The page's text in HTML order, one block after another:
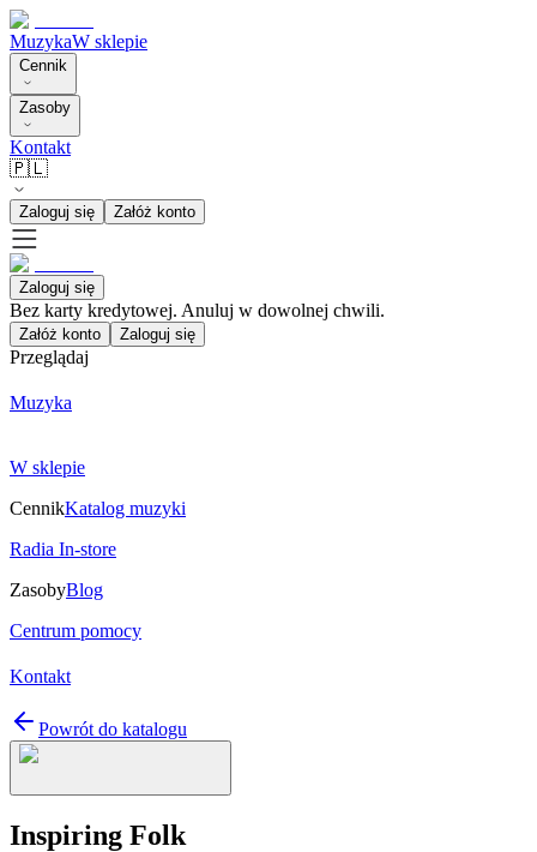
MuzykaW sklepie
Cennik
Zasoby
Kontakt
🇵🇱
Zaloguj się Załóż konto
Zaloguj się
Bez karty kredytowej. Anuluj w dowolnej chwili.
Załóż konto Zaloguj się
Przeglądaj
Muzyka
W sklepie
CennikKatalog muzyki
Radia In-store
ZasobyBlog
Centrum pomocy
Kontakt
Powrót do katalogu
Inspiring Folk